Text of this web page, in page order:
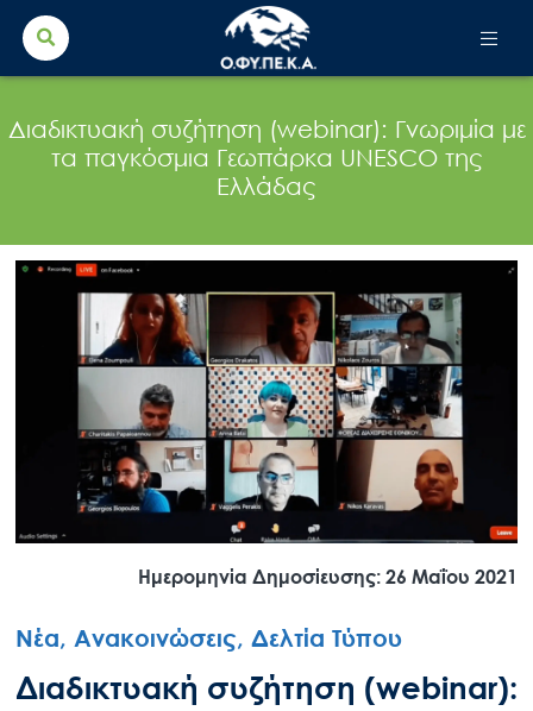
Search
for:
Διαδικτυακή συζήτηση (webinar): Γνωριμία με
τα παγκόσμια Γεωπάρκα UNESCO της
Ελλάδας
Ημερομηνία Δημοσίευσης: 26 Μαΐου 2021
Νέα, Ανακοινώσεις, Δελτία Τύπου
Διαδικτυακή συζήτηση (webinar):